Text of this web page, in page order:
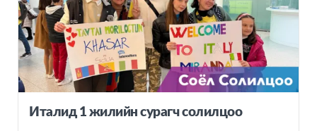
Италид 1 жилийн сурагч солилцоо